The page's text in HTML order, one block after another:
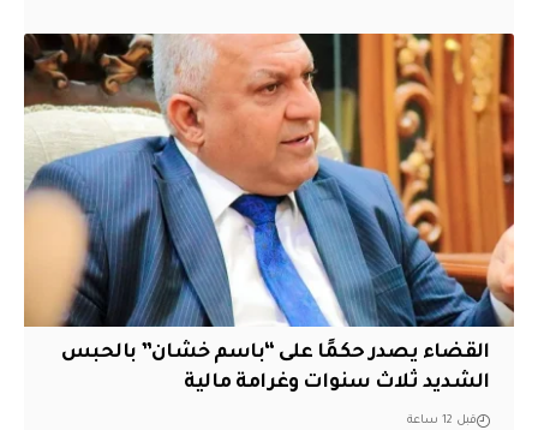
القضاء يصدر حكمًا على “باسم خشان” بالحبس
الشديد ثلاث سنوات وغرامة مالية
قبل 12 ساعة